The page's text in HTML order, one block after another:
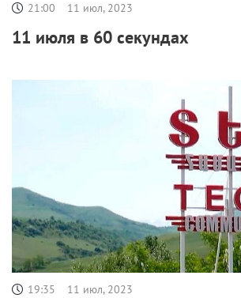
21:00 11 июл, 2023
11 июля в 60 секундах
19:35 11 июл, 2023